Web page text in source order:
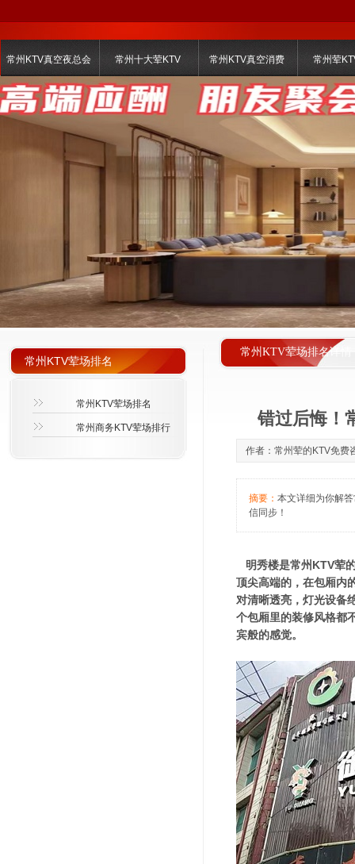
常州KTV真空夜总会 常州十大荤KTV 常州KTV真空消费 常州荤
常州KTV荤场排名详情
常州KTV荤场排名
常州KTV荤场排名
常州商务KTV荤场排行 错过后悔！
作者：常州荤的KTV免
摘要： 本文详细为你解
信同步！
明秀楼是常州KTV荤
顶尖高端的，在包厢内
对清晰透亮，灯光设备
个包厢里的装修风格都
宾般的感觉。